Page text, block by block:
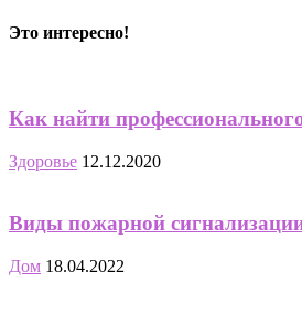
Это интересно!
Как найти
Здоровье 12.12.2020
Виды пожарной
Дом 18.04.2022